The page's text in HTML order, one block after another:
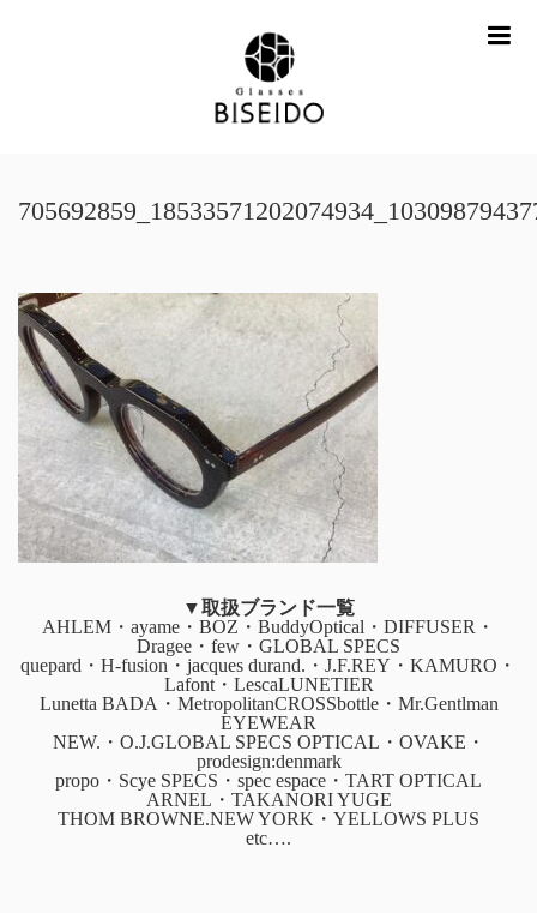
▼取扱ブランド一覧
AHLEM・ayame・BOZ・BuddyOptical・DIFFUSER・
Dragee・few・GLOBAL SPECS
quepard・H-fusion・jacques durand.・J.F.REY・KAMURO・
Lafont・LescaLUNETIER
Lunetta BADA・MetropolitanCROSSbottle・Mr.Gentlman
EYEWEAR
NEW.・O.J.GLOBAL SPECS OPTICAL・OVAKE・
prodesign:denmark
propo・Scye SPECS・spec espace・TART OPTICAL
ARNEL・TAKANORI YUGE
THOM BROWNE.NEW YORK・YELLOWS PLUS
etc….